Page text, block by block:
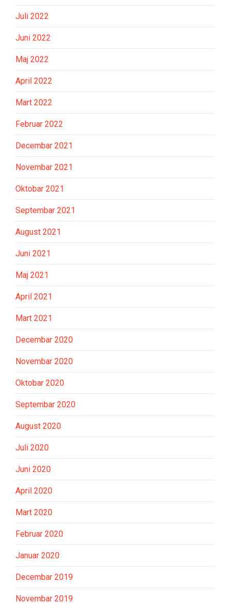
Juli 2022
Juni 2022
Maj 2022
April 2022
Mart 2022
Februar 2022
Decembar 2021
Novembar 2021
Oktobar 2021
Septembar 2021
August 2021
Juni 2021
Maj 2021
April 2021
Mart 2021
Decembar 2020
Novembar 2020
Oktobar 2020
Septembar 2020
August 2020
Juli 2020
Juni 2020
April 2020
Mart 2020
Februar 2020
Januar 2020
Decembar 2019
Novembar 2019